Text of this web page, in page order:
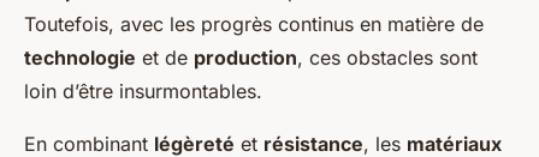
Toutefois, avec les progrès continus en matière de
technologie et de production, ces obstacles sont
loin d’être insurmontables.
En combinant légèreté et résistance, les matériaux